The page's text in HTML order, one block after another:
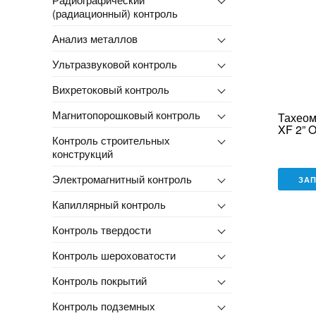
(радиационный) контроль
Анализ металлов
Ультразвуковой контроль
Вихретоковый контроль
Магнитопорошковый контроль
Контроль строительных
конструкций
Электромагнитный контроль
Капиллярный контроль
Контроль твердости
Контроль шероховатости
Контроль покрытий
Контроль подземных
XF 2”